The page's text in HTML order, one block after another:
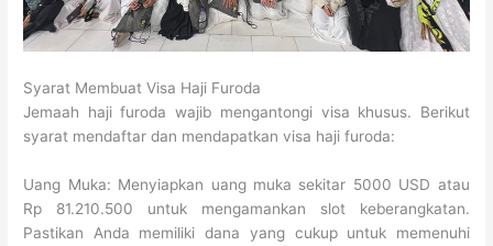
Syarat Membuat Visa Haji Furoda
Jemaah haji furoda wajib mengantongi visa khusus. Berikut
syarat mendaftar dan mendapatkan visa haji furoda:
Uang Muka: Menyiapkan uang muka sekitar 5000 USD atau
Rp 81.210.500 untuk mengamankan slot keberangkatan.
Pastikan Anda memiliki dana yang cukup untuk memenuhi